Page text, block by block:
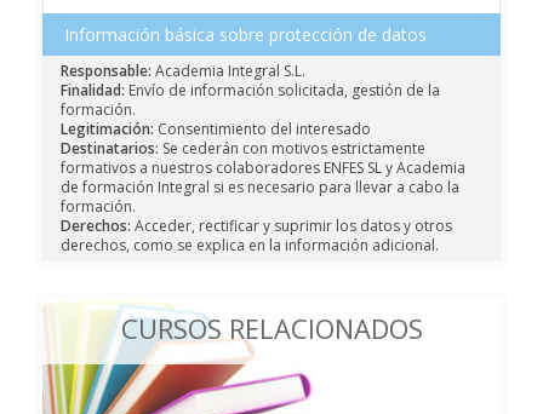
Información básica sobre protección de datos
Responsable: Academia Integral S.L.
Finalidad: Envío de información solicitada, gestión de la
formación.
Legitimación: Consentimiento del interesado
Destinatarios: Se cederán con motivos estrictamente
formativos a nuestros colaboradores ENFES SL y Academia
de formación Integral si es necesario para llevar a cabo la
formación.
Derechos: Acceder, rectificar y suprimir los datos y otros
derechos, como se explica en la información adicional.
CURSOS RELACIONADOS